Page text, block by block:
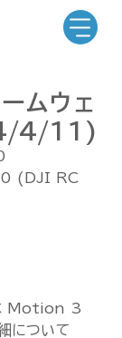
ムウェ
4/11)
(DJI RC
Motion 3
について